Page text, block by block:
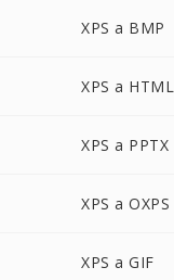
XPS a BMP
XPS a HTML
XPS a PPTX
XPS a OXPS
XPS a GIF